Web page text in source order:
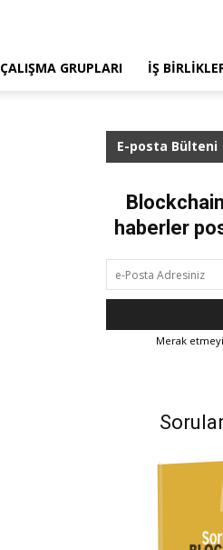
ÇALIŞMA GRUPLARI İŞ
E-posta Bülteni
haberler
Merak